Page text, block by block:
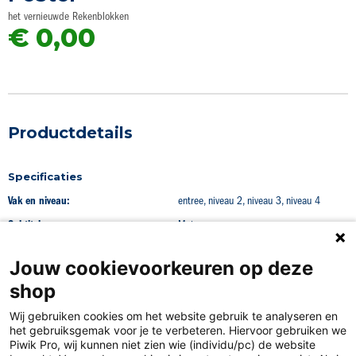
het vernieuwde Rekenblokken
€ 0,00
begin
van
de
Productdetails
Specificaties
Vak en niveau:
entree, niveau 2, niveau 3, niveau 4
Subtitel:
Maten
Jouw cookievoorkeuren op deze
shop
Wij gebruiken cookies om het website gebruik te analyseren en
het gebruiksgemak voor je te verbeteren. Hiervoor gebruiken we
Piwik Pro, wij kunnen niet zien wie (individu/pc) de website